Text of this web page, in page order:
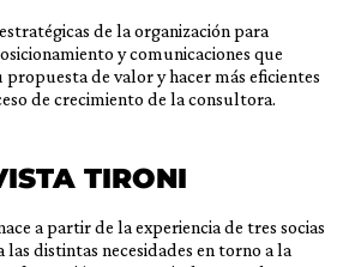
de la organización para
y comunicaciones que
de valor y hacer más eficientes
de crecimiento de la consultora.
TIRONI
a partir de la experiencia de tres socias
las distintas necesidades en torno a la